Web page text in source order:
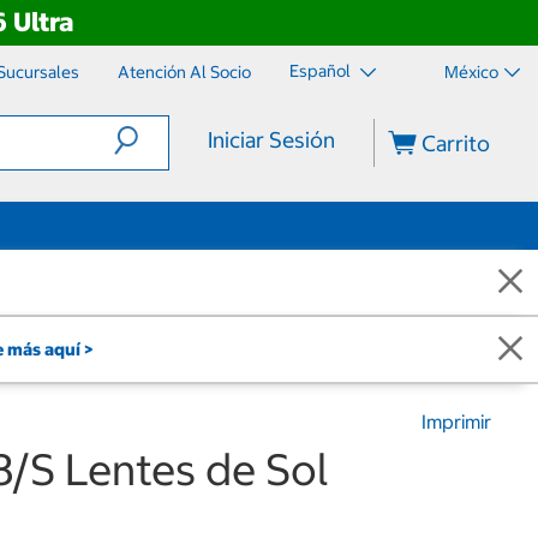
Ultra
Atención Al Socio Español México
Iniciar Sesión Carrito
más aquí >
Imprimir
S Lentes de Sol